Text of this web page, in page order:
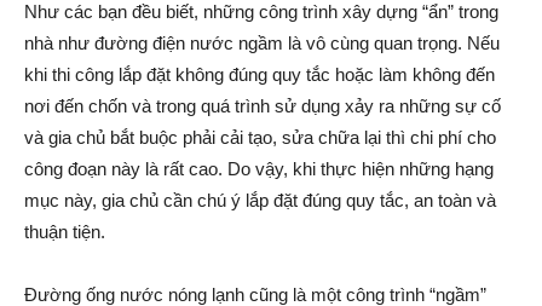
Như các bạn đều biết, những công trình xây dựng “ẩn” trong
nhà như đường điện nước ngầm là vô cùng quan trọng. Nếu
khi thi công lắp đặt không đúng quy tắc hoặc làm không đến
nơi đến chốn và trong quá trình sử dụng xảy ra những sự cố
và gia chủ bắt buộc phải cải tạo, sửa chữa lại thì chi phí cho
công đoạn này là rất cao. Do vậy, khi thực hiện những hạng
mục này, gia chủ cần chú ý lắp đặt đúng quy tắc, an toàn và
thuận tiện.
Đường ống nước nóng lạnh cũng là một công trình “ngầm”